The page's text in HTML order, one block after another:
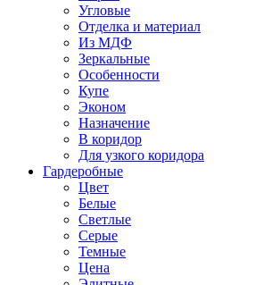
Угловые
Отделка и материал
Из МДФ
Зеркальные
Особенности
Купе
Эконом
Назначение
В коридор
Для узкого коридора
Гардеробные
Цвет
Белые
Светлые
Серые
Темные
Цена